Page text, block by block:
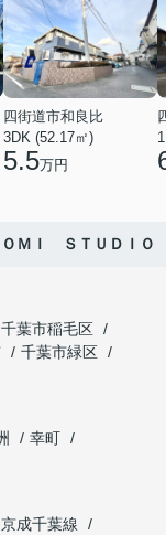
四街道市和良比
3DK (52.17㎡)
5.5万円
ＯＭＩ ＳＴＵＤＩＯ
千葉市稲毛区
千葉市緑区
幸町
京成千葉線